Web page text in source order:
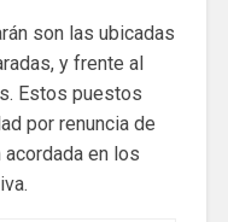
son las ubicadas
y frente al
Estos puestos
por renuncia de
en los